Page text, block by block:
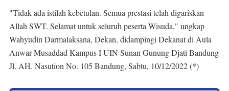
"Tidak ada istilah kebetulan. Semua prestasi telah digariskan
Allah SWT. Selamat untuk seluruh peserta Wisuda," ungkap
Wahyudin Darmalaksana, Dekan, didampingi Dekanat di Aula
Anwar Musaddad Kampus I UIN Sunan Gunung Djati Bandung
Jl. AH. Nasution No. 105 Bandung, Sabtu, 10/12/2022 (*)